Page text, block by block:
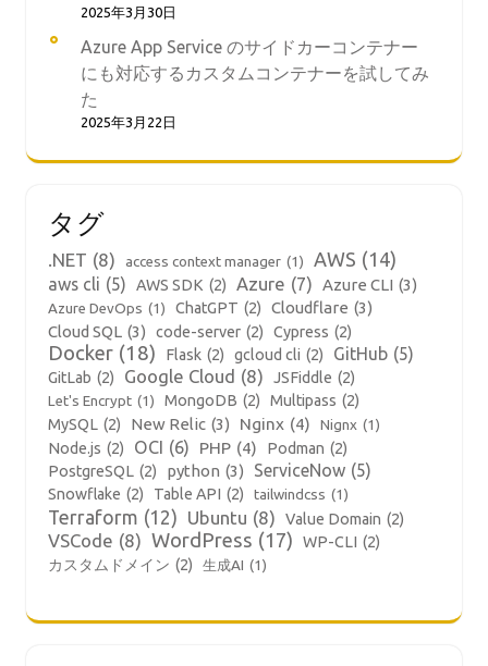
2025年3月30日
Azure App Service のサイドカーコンテナー
にも対応するカスタムコンテナーを試してみ
た
2025年3月22日
タグ
.NET (8) access context manager (1) AWS (14)
aws cli (5) AWS SDK (2) Azure (7) Azure CLI (3)
Azure DevOps (1) ChatGPT (2) Cloudflare (3)
Cloud SQL (3) code-server (2) Cypress (2)
Docker (18) Flask (2) gcloud cli (2) GitHub (5)
GitLab (2) Google Cloud (8) JSFiddle (2)
Let's Encrypt (1) MongoDB (2) Multipass (2)
MySQL (2) New Relic (3) Nginx (4) Nignx (1)
Node.js (2) OCI (6) PHP (4) Podman (2)
PostgreSQL (2) python (3) ServiceNow (5)
Snowflake (2) Table API (2) tailwindcss (1)
Terraform (12) Ubuntu (8) Value Domain (2)
VSCode (8) WordPress (17) WP-CLI (2)
カスタムドメイン (2) 生成AI (1)